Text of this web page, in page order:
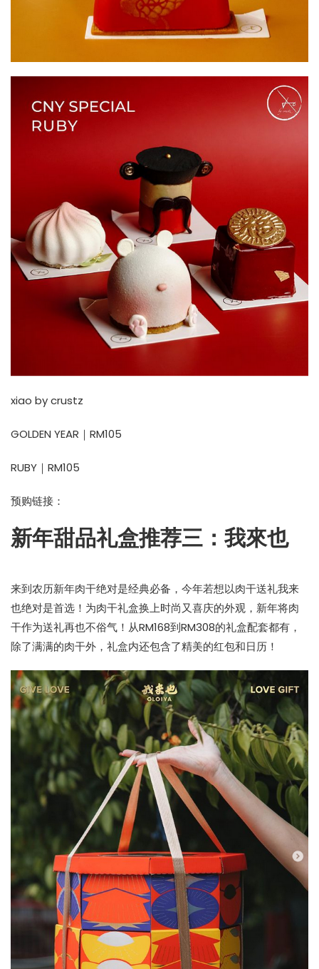
xiao by crustz
GOLDEN YEAR｜RM105
RUBY｜RM105
预购链接：
新年甜品礼盒推荐三：我來也
来到农历新年肉干绝对是经典必备，今年若想以肉干送礼我来
也绝对是首选！为肉干礼盒换上时尚又喜庆的外观，新年将肉
干作为送礼再也不俗气！从RM168到RM308的礼盒配套都有，
除了满满的肉干外，礼盒内还包含了精美的红包和日历！